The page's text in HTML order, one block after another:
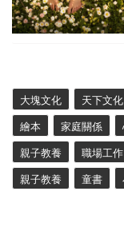
大塊文化 天下文化
繪本 家庭關係
親子教養 職場工作
親子教養 童書